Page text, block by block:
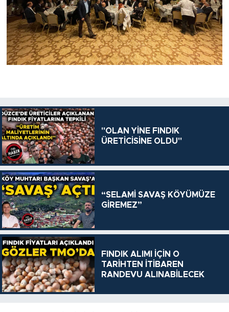
"OLAN YİNE FINDIK
ÜRETİCİSİNE OLDU"
“SELAMİ SAVAŞ KÖYÜMÜZE
GİREMEZ”
FINDIK ALIMI İÇİN O
TARİHTEN İTİBAREN
RANDEVU ALINABİLECEK